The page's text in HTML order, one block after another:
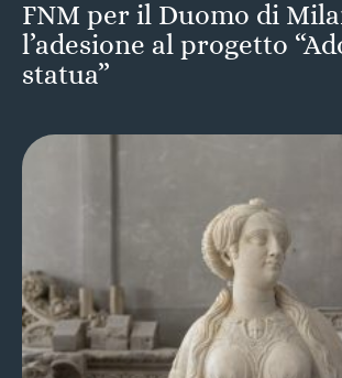
FNM per il Duomo di
l’adesione al progetto
statua”